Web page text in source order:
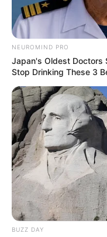
NEUROMIND PRO
Japan's Oldest Doctors
Stop Drinking These 3
BUZZ DAY